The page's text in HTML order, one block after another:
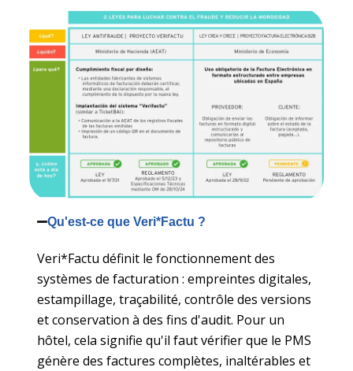
Qu'est-ce que Veri*Factu ?
Veri*Factu définit le fonctionnement des
systèmes de facturation : empreintes digitales,
estampillage, traçabilité, contrôle des versions
et conservation à des fins d'audit. Pour un
hôtel, cela signifie qu'il faut vérifier que le PMS
génère des factures complètes, inaltérables et